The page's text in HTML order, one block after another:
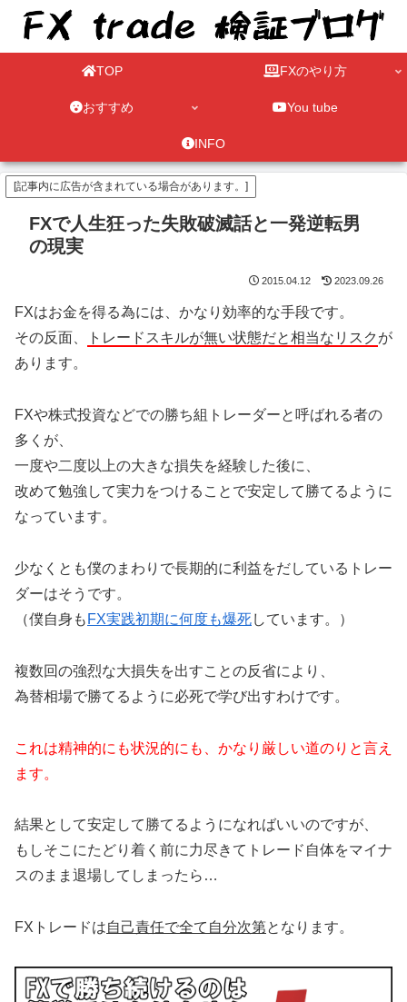
TOP FXのやり方
おすすめ You tube
INFO
[記事内に広告が含まれている場合があります。]
FXで人生狂った失敗破滅話と一発逆転男
の現実
2015.04.12 2023.09.26
FXはお金を得る為には、かなり効率的な手段です。
その反面、
トレードスキルが無い状態だと相当なリスク が
あります。
FXや株式投資などでの勝ち組トレーダーと呼ばれる者の
多くが、
一度や二度以上の大きな損失を経験した後に、
改めて勉強して実力をつけることで安定して勝てるように
なっています。
少なくとも僕のまわりで長期的に利益をだしているトレー
ダーはそうです。
（僕自身も FX実践初期に何度も爆死しています。）
複数回の強烈な大損失を出すことの反省により、
為替相場で勝てるように必死で学び出すわけです。
これは精神的にも状況的にも、かなり厳しい道のりと言え
ます。
結果として安定して勝てるようになればいいのですが、
もしそこにたどり着く前に力尽きてトレード自体をマイナ
スのまま退場してしまったら…
FXトレードは自己責任で全て自分次第となります。